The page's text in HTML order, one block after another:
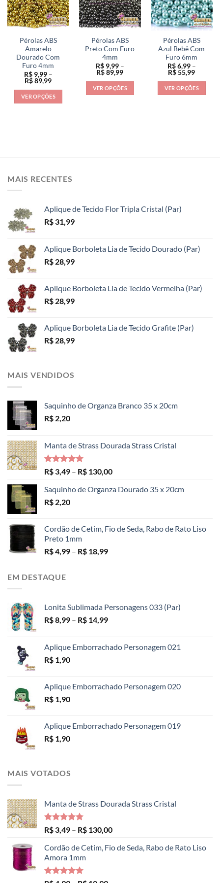
opções
podem
ser
escolhidas
na
página
do
produto
As
opções
podem
ser
escolhidas
na
página
do
produto
opções
podem
ser
escolhidas
na
página
do
produto
Pérolas ABS
Amarelo
Dourado Com
Furo 4mm
R$9,99 –
R$89,99Faixa
preço:
R$ 9,99
através
VER OPÇÕES
podem
na
página
Pérolas ABS
Preto Com Furo
4mm
R$9,99 –
R$89,99Faixa
preço:
R$ 9,99
através
VER OPÇÕES
página
Pérolas ABS
Azul Bebê Com
Furo 6mm
R$6,99 –
R$55,99Faixa
preço:
R$ 6,99
através
VER OPÇÕES
página
MAIS RECENTES
Aplique de Tecido Flor Tripla Cristal (Par)
R$ 31,99
Aplique Borboleta Lia de Tecido Dourado (Par)
R$ 28,99
Aplique Borboleta Lia de Tecido Vermelha (Par)
R$ 28,99
Aplique Borboleta Lia de Tecido Grafite (Par)
R$ 28,99
MAIS VENDIDOS
Saquinho de Organza Branco 35 x 20cm
R$ 2,20
Manta de Strass Dourada Strass Cristal
Avaliação
5.00
de 5
R$ 3,49 – R$ 130,00Faixa
preço:
Saquinho de Organza Dourado 35 x 20cm
R$ 2,20
Cordão de Cetim, Fio de Seda, Rabo de Rato Liso
Preto 1mm
R$4,99 – R$ 18,99Faixa
R$ 18,99
EM DESTAQUE
Lonita Sublimada Personagens 033 (Par)
R$8,99 – R$ 14,99Faixa
R$ 8,99
Aplique Emborrachado Personagem 021
R$ 1,90
Aplique Emborrachado Personagem 020
R$ 1,90
Aplique Emborrachado Personagem 019
R$ 1,90
MAIS VOTADOS
Manta de Strass Dourada Strass Cristal
Avaliação
5.00
de 5
R$ 3,49 – R$ 130,00Faixa
preço:
Cordão de Cetim, Fio de Seda, Rabo de Rato Liso
Amora 1mm